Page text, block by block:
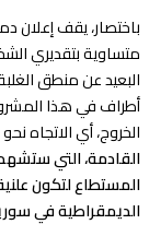
باختصار، يقف
متساوية بتقديري
البعيد عن منطق
أطراف في هذا
الخروج، أي الاتجاه
القادمة، التي
المستطاع لتكون
الديمقراطية في سورية